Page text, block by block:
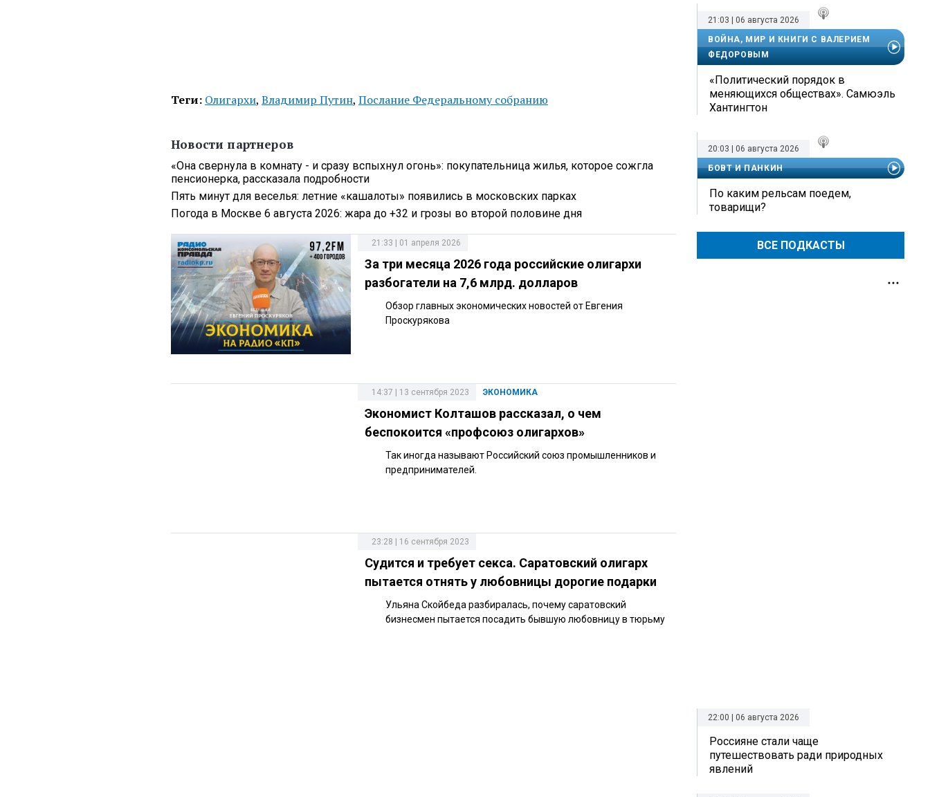
Теги: Олигархи, Владимир Путин, Послание Федеральному собранию
Новости партнеров
«Она свернула в комнату - и сразу вспыхнул огонь»: покупательница жилья, которое сожгла
пенсионерка, рассказала подробности
Пять минут для веселья: летние «кашалоты» появились в московских парках
Погода в Москве 6 августа 2026: жара до +32 и грозы во второй половине дня
21:33 | 01 апреля 2026
За три месяца 2026 года российские олигархи
разбогатели на 7,6 млрд. долларов
Обзор главных экономических новостей от Евгения
Проскурякова
ЭКОНОМИКА
14:37 | 13 сентября 2023
Экономист Колташов рассказал, о чем
беспокоится «профсоюз олигархов»
Так иногда называют Российский союз промышленников и
предпринимателей.
23:28 | 16 сентября 2023
Судится и требует секса. Саратовский олигарх
пытается отнять у любовницы дорогие подарки
Ульяна Скойбеда разбиралась, почему саратовский
бизнесмен пытается посадить бывшую любовницу в тюрьму
21:03 | 06 августа 2026
ВОЙНА, МИР И КНИГИ С ВАЛЕРИЕМ
ФЕДОРОВЫМ
«Политический порядок в
меняющихся обществах». Самюэль
Хантингтон
20:03 | 06 августа 2026
БОВТ И ПАНКИН
По каким рельсам поедем,
товарищи?
ВСЕ ПОДКАСТЫ
22:00 | 06 августа 2026
Россияне стали чаще
путешествовать ради природных
явлений